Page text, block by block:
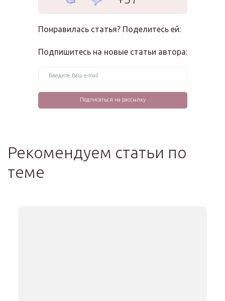
Понравилась статья? Поделитесь ей:
Подпишитесь на новые статьи автора:
Рекомендуем статьи по
теме